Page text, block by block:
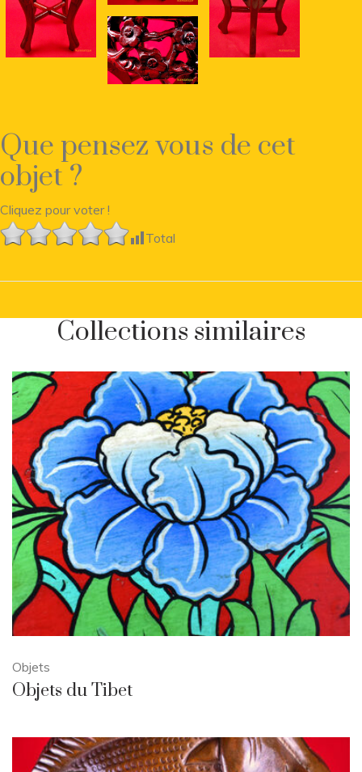
Que pensez vous de cet
objet ?
Cliquez pour voter !
Total
Collections similaires
Objets
Objets du Tibet